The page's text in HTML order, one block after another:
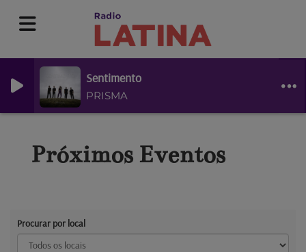
Sentimento
PRISMA
Próximos Eventos
Procurar por local